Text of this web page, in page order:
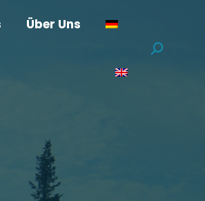
Über Uns
Suchen: